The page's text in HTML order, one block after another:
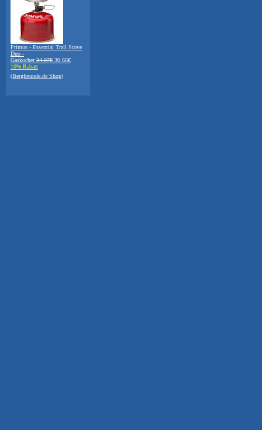
Primus - Essential Trail Stove
Duo -
Gaskocher34.07€ 30.66€
10% Rabatt
(Bergfreunde.de Shop)